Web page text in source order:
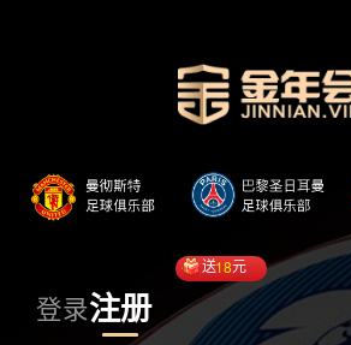
登录注册
送18元